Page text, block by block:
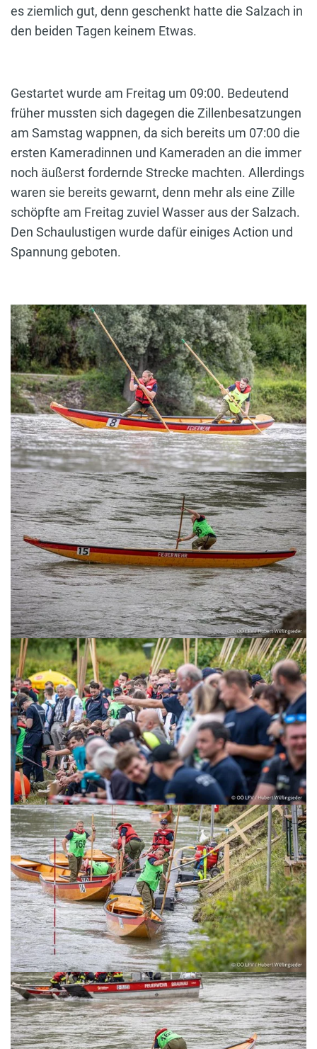
es ziemlich gut, denn geschenkt hatte die Salzach in
den beiden Tagen keinem Etwas.
Gestartet wurde am Freitag um 09:00. Bedeutend
früher mussten sich dagegen die Zillenbesatzungen
am Samstag wappnen, da sich bereits um 07:00 die
ersten Kameradinnen und Kameraden an die immer
noch äußerst fordernde Strecke machten. Allerdings
waren sie bereits gewarnt, denn mehr als eine Zille
schöpfte am Freitag zuviel Wasser aus der Salzach.
Den Schaulustigen wurde dafür einiges Action und
Spannung geboten.